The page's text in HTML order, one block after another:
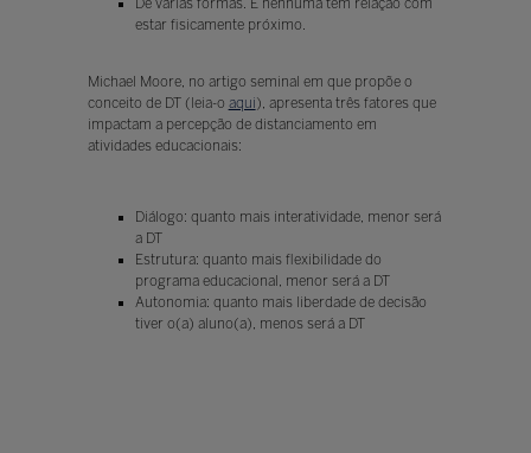
De várias formas. E nenhuma tem relação com
estar fisicamente próximo.
Michael Moore, no artigo seminal em que propõe o
conceito de DT (leia-o aqui), apresenta três fatores que
impactam a percepção de distanciamento em
atividades educacionais:
Diálogo: quanto mais interatividade, menor será
a DT
Estrutura: quanto mais flexibilidade do
programa educacional, menor será a DT
Autonomia: quanto mais liberdade de decisão
tiver o(a) aluno(a), menos será a DT